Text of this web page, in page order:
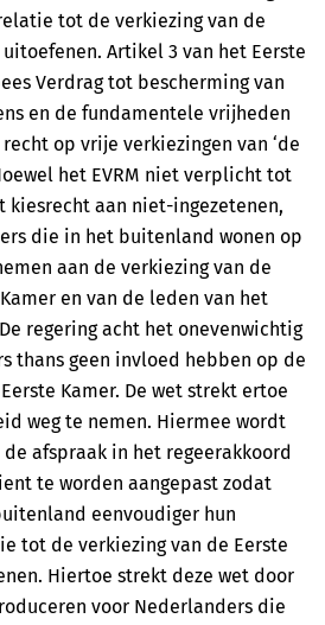
tot de verkiezing van de
uitoefenen. Artikel 3 van het Eerste
Verdrag tot bescherming van
en de fundamentele vrijheden
op vrije verkiezingen van ‘de
het EVRM niet ­verplicht tot
kiesrecht aan niet-ingezetenen,
die in het buitenland wonen op
aan de verkiezing van de
en van de leden van het
regering acht het onevenwichtig
thans geen invloed hebben op de
Kamer. De wet strekt ertoe
weg te nemen. Hiermee wordt
afspraak in het regeerakkoord
te worden aangepast zodat
eenvoudiger hun
tot de verkiezing van de Eerste
Hiertoe strekt deze wet door
voor Nederlanders die